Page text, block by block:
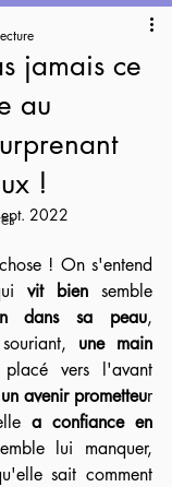
jamais ce
au
!
2022
! On s'entend
vit bien semble
dans sa peau,
une main
vers l'avant
avenir prometteur
a confiance en
lui manquer,
sait comment